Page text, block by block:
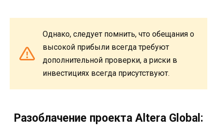
Однако, следует помнить, что обещания о
высокой прибыли всегда требуют
дополнительной проверки, а риски в
инвестициях всегда присутствуют.
Разоблачение проекта Altera Global: